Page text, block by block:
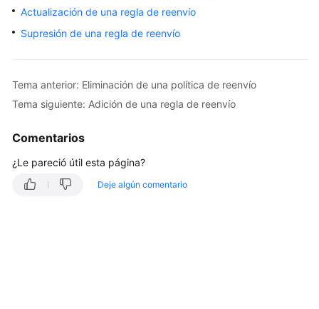
Guía
usuario
de
la
de
comenzar
Actualización de una regla de reenvío
Supresión de una regla de reenvío
Tema anterior: Eliminación de una política de reenvío
Tema siguiente: Adición de una regla de reenvío
Comentarios
¿Le pareció útil esta página?
Deje algún comentario